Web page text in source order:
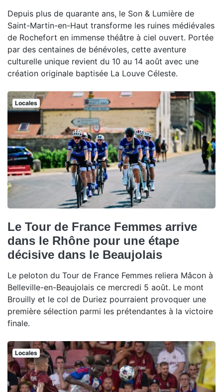
Depuis plus de quarante ans, le Son & Lumière de
Saint-Martin-en-Haut transforme les ruines médiévales
de Rochefort en immense théâtre à ciel ouvert. Portée
par des centaines de bénévoles, cette aventure
culturelle unique revient du 10 au 14 août avec une
création originale baptisée La Louve Céleste.
Locales
Le Tour de France Femmes arrive
dans le Rhône pour une étape
décisive dans le Beaujolais
Le peloton du Tour de France Femmes reliera Mâcon à
Belleville-en-Beaujolais ce mercredi 5 août. Le mont
Brouilly et le col de Duriez pourraient provoquer une
première sélection parmi les prétendantes à la victoire
finale.
Locales